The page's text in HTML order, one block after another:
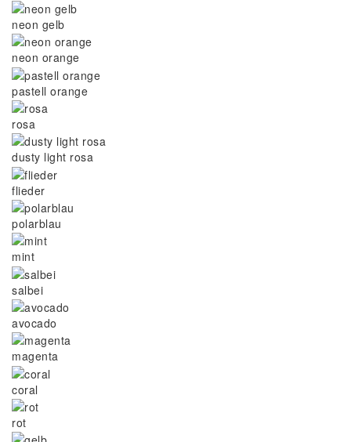
neon gelb
neon orange
pastell orange
rosa
dusty light rosa
flieder
polarblau
mint
salbei
avocado
magenta
coral
rot